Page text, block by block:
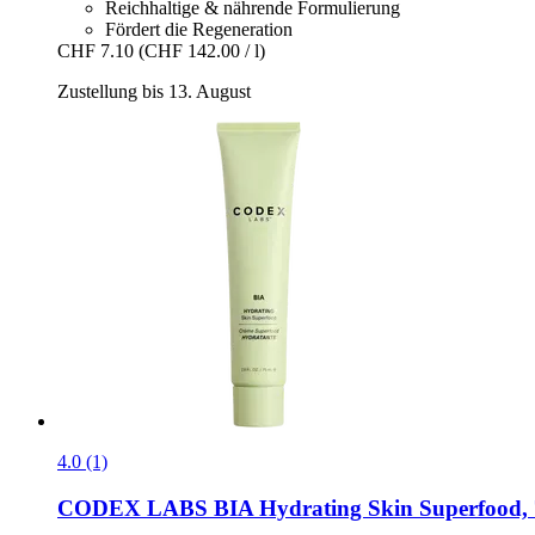
Reichhaltige & nährende Formulierung
Fördert die Regeneration
CHF 7.10 (CHF 142.00 / l)
Zustellung bis 13. August
4.0 (1)
CODEX LABS BIA Hydrating Skin Superfood,